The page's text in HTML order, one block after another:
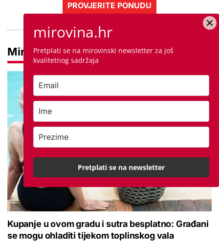
PROVJERITE PONUDU
Mirovine
Kupanje u ovom gradu i sutra besplatno: Građani
se mogu ohladiti tijekom toplinskog vala
mirovina.hr
Pretplati se na mirovinski newsletter za još
kvalitetnog sadržaja
Pretplati se na newsletter